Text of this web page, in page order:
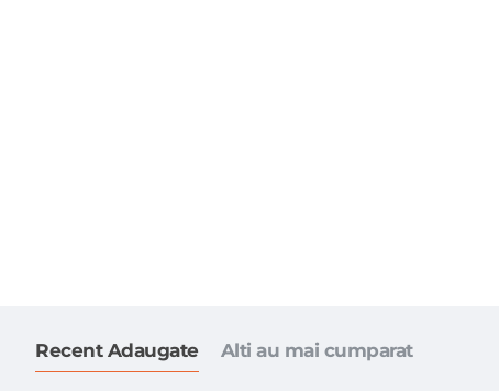
Recent Adaugate Alti au mai cumparat